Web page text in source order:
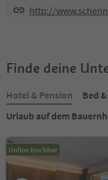
http://
Finde deine
Hotel & Pension
Bed
Urlaub auf dem
Online buchbar